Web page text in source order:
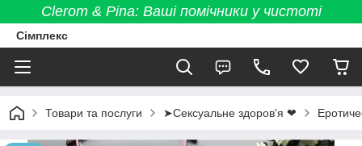
Clerom & Pina: Ваші помічники у чистоті
Сімплекс
Товари та послуги ➤Сексуальне здоров'я ❤